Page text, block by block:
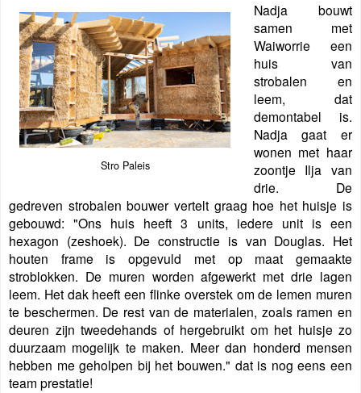
Stro Paleis
Nadja bouwt
samen met
Waiworrie een
huis van
strobalen en
leem, dat
demontabel is.
Nadjagaat er
wonen met haar
zoontje Ilja van
drie. De
gedreven strobalen bouwer vertelt graag hoe het huisje is
gebouwd: "Ons huis heeft 3 units, iedere unit is een
hexagon (zeshoek). De constructie is van Douglas. Het
houten frame is opgevuld met op maat gemaakte
stroblokken. De muren worden afgewerkt met drie lagen
leem. Het dak heeft een flinke overstek om de lemen muren
te beschermen. De rest van de materialen, zoals ramen en
deuren zijn tweedehands of hergebruikt om het huisje zo
duurzaam mogelijk te maken. Meer dan honderd mensen
hebben me geholpen bij het bouwen." dat is nog eens een
team prestatie!